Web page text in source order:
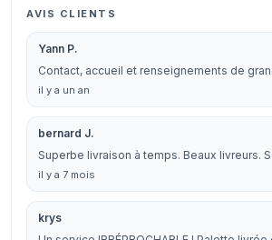
AVIS CLIENTS
Yann P.
Contact, accueil et renseignements de
il y a un an
bernard J.
Superbe livraison à temps. Beaux livreurs.
il y a 7 mois
krys